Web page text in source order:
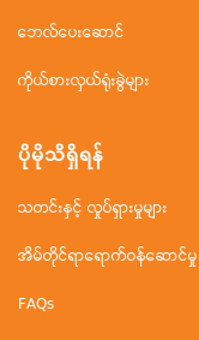
ဘေလ်ပေးဆောင်
ကိုယ်စားလှယ်ရုံးခွဲများ
ပိုမိုသိရှိရန်
သတင်းနှင့် လှုပ်ရှားမှုများ
အိမ်တိုင်ရာရောက်ဝန်ဆောင်မှု
FAQs